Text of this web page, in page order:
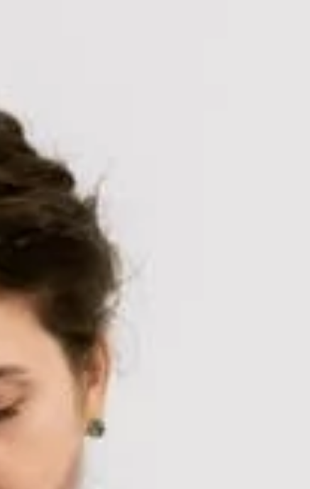
3 lipca 2025
Nasiona automatyczne – informacje i
porady uprawy
W tym artykule skoncentrujemy się na
temacie kolekcjonerskich nasion
automatycznych, omawiając, czym są,
jak je uprawiać i co warto wiedzieć
przed podjęciem decyzji o zakupie.
28
Jak